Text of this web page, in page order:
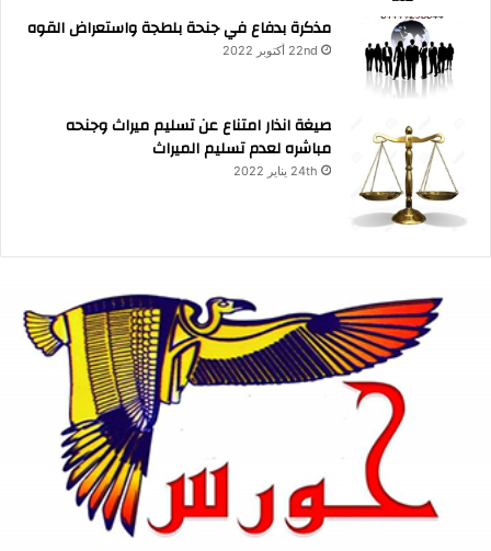
مذكرة بدفاع في جنحة بلطجة واستعراض القوه
22nd أكتوبر 2022
صيغة انذار امتناع عن تسليم ميراث وجنحه
مباشره لعدم تسليم الميراث
24th يناير 2022